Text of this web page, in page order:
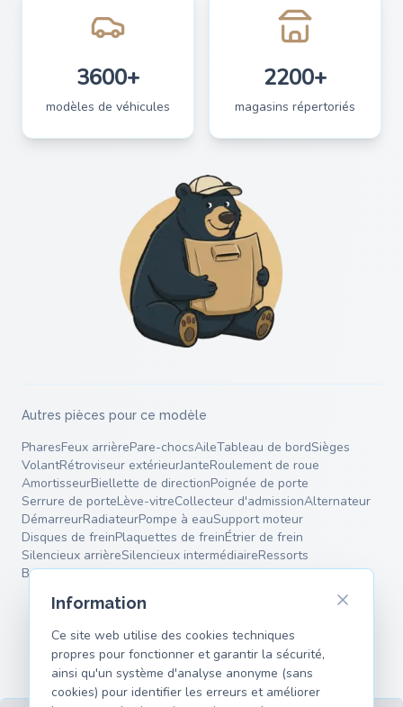
3600+
modèles de véhicules
2200+
magasins répertoriés
Autres pièces pour ce modèle
PharesFeux arrièrePare-chocsAileTableau de bordSièges
VolantRétroviseur extérieurJanteRoulement de roue
AmortisseurBiellette de directionPoignée de porte
Serrure de porteLève-vitreCollecteur d'admissionAlternateur
DémarreurRadiateurPompe à eauSupport moteur
Disques de freinPlaquettes de freinÉtrier de frein
Silencieux arrièreSilencieux intermédiaireRessorts
Bras de suspension
Information
Ce site web utilise des cookies techniques
propres pour fonctionner et garantir la sécurité,
ainsi qu'un système d'analyse anonyme (sans
cookies) pour identifier les erreurs et améliorer